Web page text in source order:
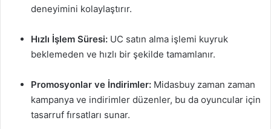
deneyimini kolaylaştırır.
Hızlı İşlem Süresi: UC satın alma işlemi kuyruk
beklemeden ve hızlı bir şekilde tamamlanır.
Promosyonlar ve İndirimler: Midasbuy zaman zaman
kampanya ve indirimler düzenler, bu da oyuncular için
tasarruf fırsatları sunar.